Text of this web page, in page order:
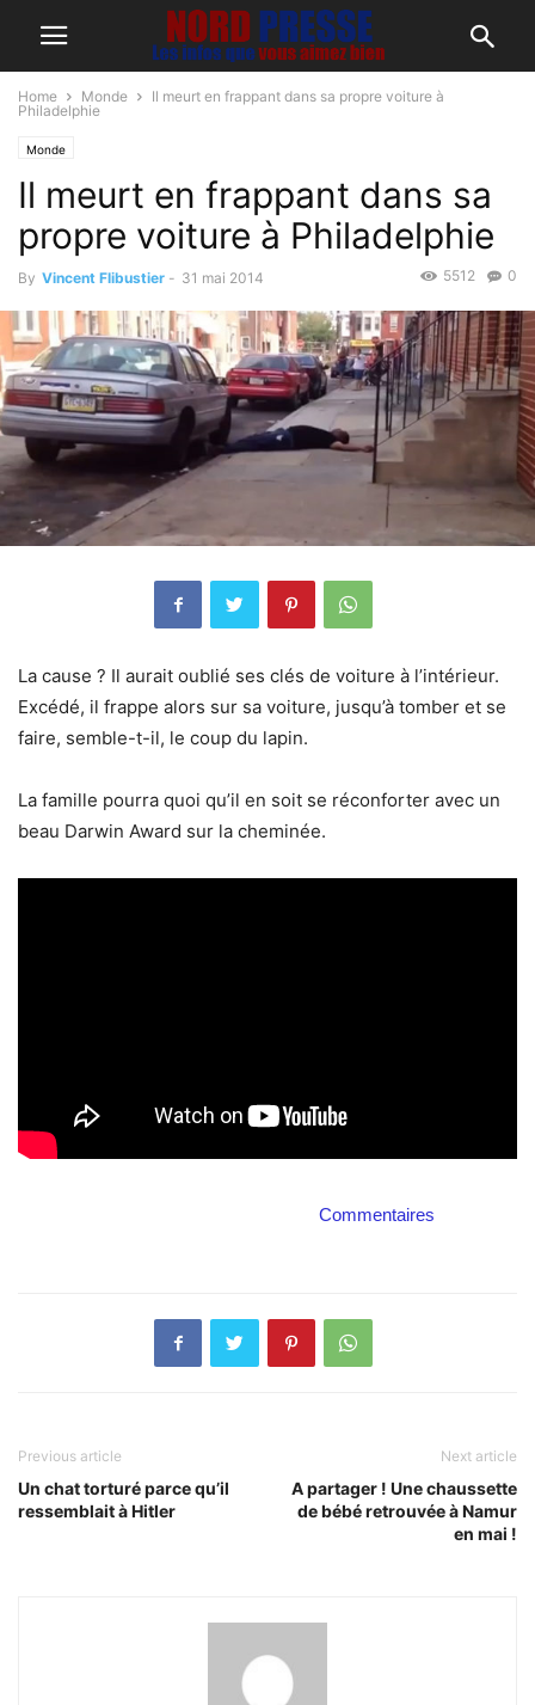
Home Monde
Il meurt en frappant dans sa propre voiture à
Philadelphie
Monde
Il meurt en frappant dans sa
propre voiture à Philadelphie
By Vincent Flibustier - 31 mai 2014 0
5512
La cause ? Il aurait oublié ses clés de voiture à l’intérieur.
Excédé, il frappe alors sur sa voiture, jusqu’à tomber et se
faire, semble-t-il, le coup du lapin.
La famille pourra quoi qu’il en soit se réconforter avec un
beau Darwin Award sur la cheminée.
Commentaires
Previous article
Un chat torturé parce qu’il
ressemblait à Hitler
Next article
A partager ! Une chaussette
de bébé retrouvée à Namur
en mai !